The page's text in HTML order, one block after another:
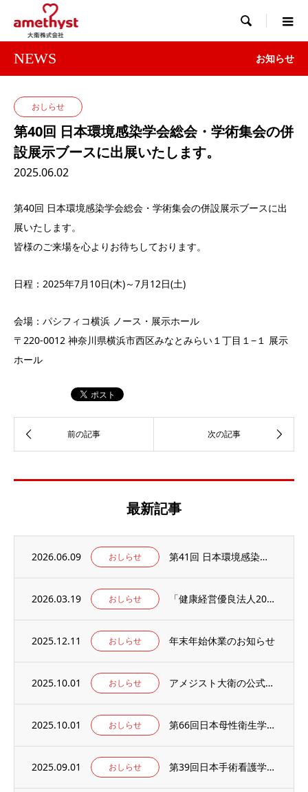

NEWS お知らせ
おしらせ
第40回 日本環境感染学会総会・学術集会の併
設展示ブースに出展いたします。
2025.06.02
第40回 日本環境感染学会総会・学術集会の併設展示ブースに出
展いたします。
皆様のご来場を心よりお待ちしております。
日程：2025年7月10日(木)～7月12日(土)
会場：パシフィコ横浜 ノース・展示ホール
〒220-0012 神奈川県横浜市⻄区みなとみらい１丁目１−１ 展示
ホール
最新記事
2026.06.09 おしらせ 第41回 日本環境感染学会総会・学術集会の併設展示ブースに出展いたします。
2026.03.19 おしらせ 「健康経営優良法人2026」の認定を取得しました。
2025.12.11 おしらせ 年末年始休業のお知らせ
2025.10.01 おしらせ アメジスト大衛の公式WEBサイト【アメジストAmazonブランドサイト】がオープン！
2025.10.01 おしらせ 第66回日本母性衛生学会学術集会の併設出展ブースに出展のお知らせ
2025.09.01 おしらせ 第39回日本手術看護学会年次大会の併設出展ブースに出展のお知らせ